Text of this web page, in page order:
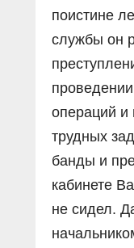
поистине
службы он
операций
трудных
банды и
кабинете
не сидел.